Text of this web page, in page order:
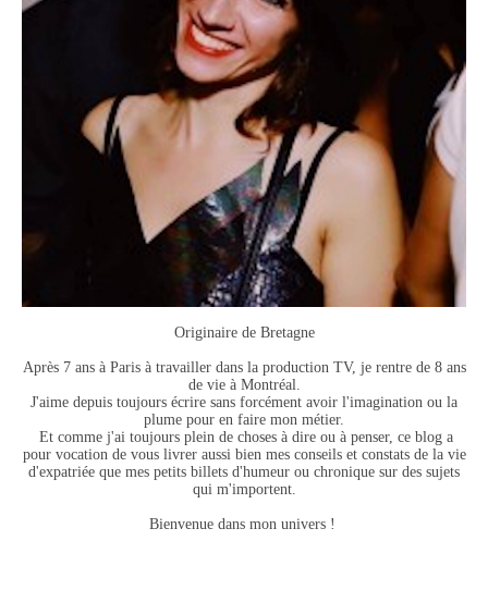
Originaire de Bretagne
Après 7 ans à Paris à travailler dans la production TV, je rentre de 8 ans
de vie à Montréal.
J'aime depuis toujours écrire sans forcément avoir l'imagination ou la
plume pour en faire mon métier.
Et comme j'ai toujours plein de choses à dire ou à penser, ce blog a
pour vocation de vous livrer aussi bien mes conseils et constats de la vie
d'expatriée que mes petits billets d'humeur ou chronique sur des sujets
qui m'importent.
Bienvenue dans mon univers !